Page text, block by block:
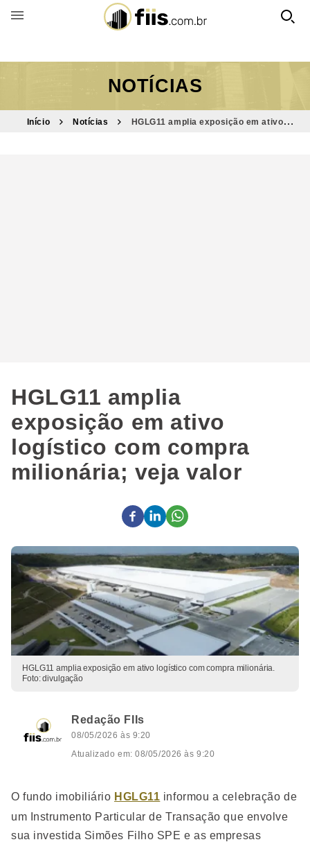
BUSCAR POR FUNDO
NOTÍCIAS
Início Notícias
HGLG11 amplia exposição em ativo
HGLG11 amplia
exposição em ativo
logístico com compra
milionária; veja valor
HGLG11 amplia exposição em ativo logístico com compra milionária.
Foto: divulgação
Redação FIIs
08/05/2026 às 9:20
Atualizado em: 08/05/2026 às 9:20
O fundo imobiliário HGLG11 informou a celebração de
um Instrumento Particular de Transação que envolve
sua investida Simões Filho SPE e as empresas